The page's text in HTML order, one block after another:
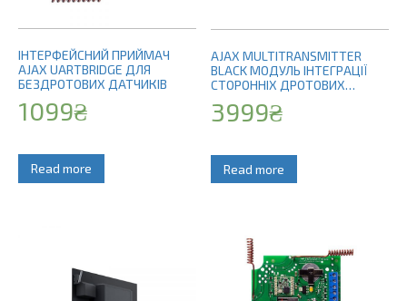
ІНТЕРФЕЙСНИЙ ПРИЙМАЧ
AJAX UARTBRIDGE ДЛЯ
БЕЗДРОТОВИХ ДАТЧИКІВ
1099₴
Read more
AJAX MULTITRANSMITTER
BLACK МОДУЛЬ ІНТЕГРАЦІЇ
СТОРОННІХ ДРОТОВИХ
3999₴
Read more